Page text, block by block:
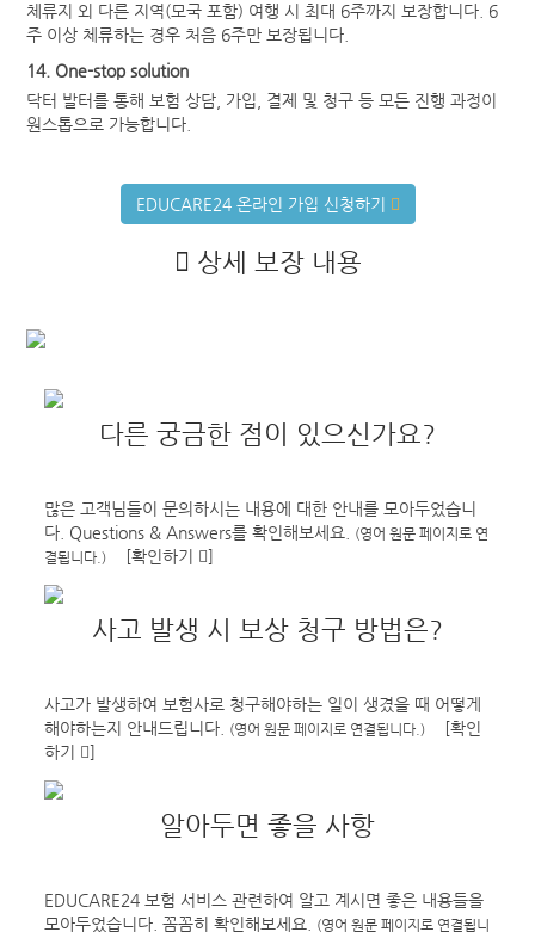
체류지 외 다른 지역(모국 포함) 여행 시 최대 6주까지 보장합니다. 6
주 이상 체류하는 경우 처음 6주만 보장됩니다.
14. One-stop solution
닥터 발터를 통해 보험 상담, 가입, 결제 및 청구 등 모든 진행 과정이
원스톱으로 가능합니다.
EDUCARE24 온라인 가입 신청하기
상세 보장 내용
다른 궁금한 점이 있으신가요?
많은 고객님들이 문의하시는 내용에 대한 안내를 모아두었습니
다. Questions & Answers를 확인해보세요.
(영어 원문 페이지로 연
결됩니다.) [확인하기 ]
사고 발생 시 보상 청구 방법은?
사고가 발생하여 보험사로 청구해야하는 일이 생겼을 때 어떻게
해야하는지 안내드립니다.
(영어 원문 페이지로 연결됩니다.) [확인
하기
]
알아두면 좋을 사항
EDUCARE24 보험 서비스 관련하여 알고 계시면 좋은 내용들을
모아두었습니다. 꼼꼼히 확인해보세요.
(영어 원문 페이지로 연결됩니